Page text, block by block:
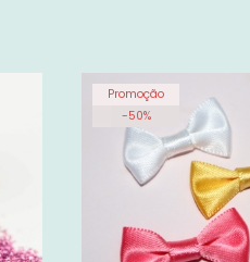
Promoção
-50%